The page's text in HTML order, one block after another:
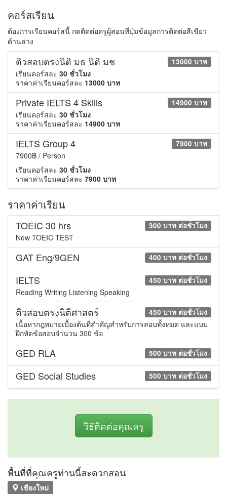
คอร์สเรียน
ต้องการเรียนคอร์สนี้ กดติดต่อครูผู้สอนที่ปุ่มข้อมูลการติดต่อสีเขียว
ด้านล่าง
ติวสอบตรงนิติ มธ นิติ มช 13000 บาท
เรียนคอร์สละ 30 ชั่วโมง
ราคาค่าเรียนคอร์สละ 13000 บาท
Private IELTS 4 Skills 14900 บาท
เรียนคอร์สละ 30 ชั่วโมง
ราคาค่าเรียนคอร์สละ 14900 บาท
IELTS Group 4 7900 บาท
7900฿ / Person
เรียนคอร์สละ 30 ชั่วโมง
ราคาค่าเรียนคอร์สละ 7900 บาท
ราคาค่าเรียน
TOEIC 30 hrs 300 บาท ต่อชั่วโมง
New TOEIC TEST
GAT Eng/9GEN 400 บาท ต่อชั่วโมง
IELTS 450 บาท ต่อชั่วโมง
Reading Writing Listening Speaking
ติวสอบตรงนิติศาสตร์ 450 บาท ต่อชั่วโมง
เนื้อหากฎหมายเบื้องต้นที่สำคัญสำหรับการสอบทั้งหมด และแบบ
ฝึกหัดข้อสอบจำนวน 300 ข้อ
GED RLA 500 บาท ต่อชั่วโมง
GED Social Studies 500 บาท ต่อชั่วโมง
วิธีติดต่อคุณครู
พื้นที่ที่คุณครูท่านนี้สะดวกสอน
เชียงใหม่